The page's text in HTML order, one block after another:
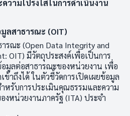
วามโปร่งใสในการดำเนินงาน
ลสาธารณะ (OIT)
ณะ (Open Data Integrity and
OIT) มีวัตถุประสงค์เพื่อเป็นการ
มูลต่อสาธารณะของหน่วยงาน เพื่อ
าถึงได้ ในตัวชี้วัดการเปิดเผยข้อมูล
หรับการประเมินคุณธรรมและความ
งหน่วยงานภาครัฐ (ITA) ประจำ